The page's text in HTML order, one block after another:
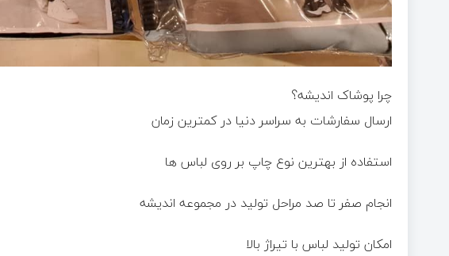
چرا پوشاک اندیشه؟
ارسال سفارشات به سراسر دنیا در کمترین زمان
استفاده از بهترین نوع چاپ بر روی لباس ها
انجام صفر تا صد مراحل تولید در مجموعه اندیشه
امکان تولید لباس با تیراژ بالا